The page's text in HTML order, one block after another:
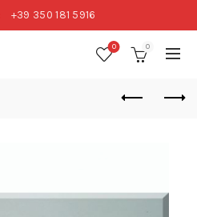
+39 350 181 5916
0 0